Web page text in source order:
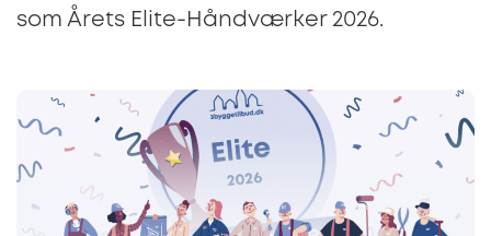
som Årets Elite-Håndværker 2026.